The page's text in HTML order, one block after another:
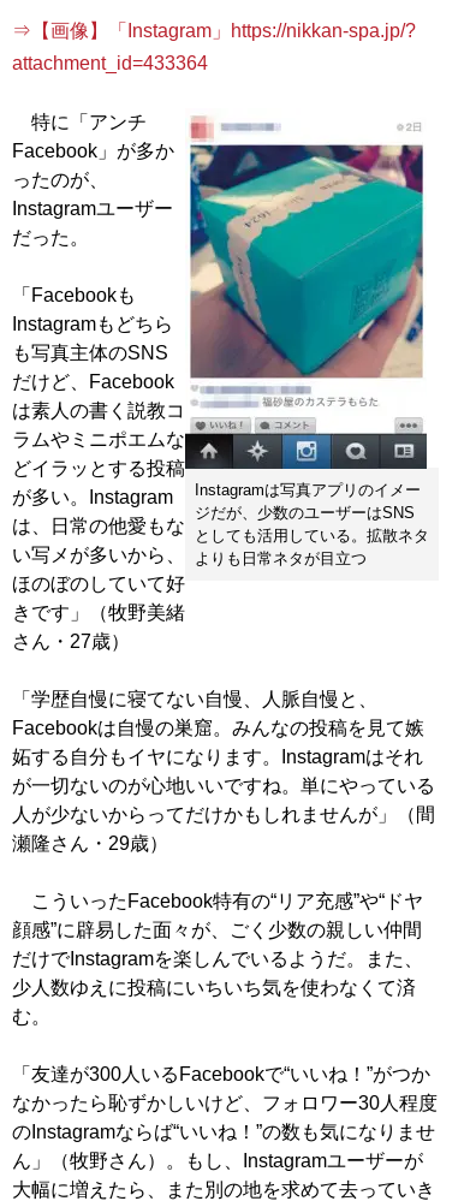
⇒【画像】「Instagram」https://nikkan-spa.jp/?
attachment_id=433364
Instagramは写真アプリのイメー
ジだが、少数のユーザーはSNS
としても活用している。拡散ネタ
よりも日常ネタが目立つ
特に「アンチ
Facebook」が多か
ったのが、
Instagramユーザー
だった。
「Facebookも
Instagramもどちら
も写真主体のSNS
だけど、Facebook
は素人の書く説教コ
ラムやミニポエムな
どイラッとする投稿
が多い。Instagram
は、日常の他愛もな
い写メが多いから、
ほのぼのしていて好
きです」（牧野美緒
さん・27歳）
「学歴自慢に寝てない自慢、人脈自慢と、
Facebookは自慢の巣窟。みんなの投稿を見て嫉
妬する自分もイヤになります。Instagramはそれ
が一切ないのが心地いいですね。単にやっている
人が少ないからってだけかもしれませんが」（間
瀬隆さん・29歳）
こういったFacebook特有の“リア充感”や“ドヤ
顔感”に辟易した面々が、ごく少数の親しい仲間
だけでInstagramを楽しんでいるようだ。また、
少人数ゆえに投稿にいちいち気を使わなくて済
む。
「友達が300人いるFacebookで“いいね！”がつか
なかったら恥ずかしいけど、フォロワー30人程度
のInstagramならば“いいね！”の数も気になりませ
ん」（牧野さん）。もし、Instagramユーザーが
大幅に増えたら、また別の地を求めて去っていき